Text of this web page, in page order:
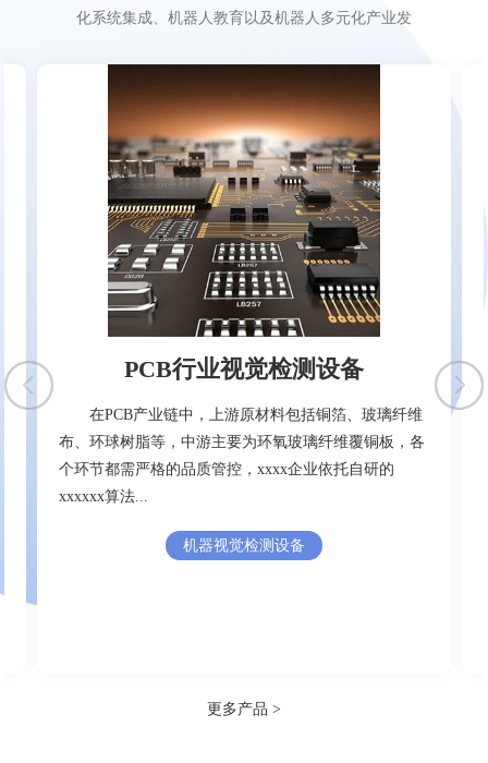
化系统集成、机器人教育以及机器人多元化产业发
PCB行业视觉检测设备
在PCB产业链中，上游原材料包括铜箔、玻璃纤维
布、环球树脂等，中游主要为环氧玻璃纤维覆铜板，各
个环节都需严格的品质管控，xxxx企业依托自研的
xxxxxx算法...
机器视觉检测设备
更多产品 >